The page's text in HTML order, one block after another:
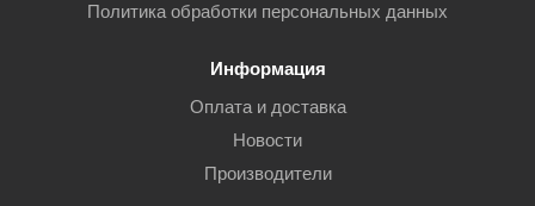
Политика обработки персональных данных
Информация
Оплата и доставка
Новости
Производители